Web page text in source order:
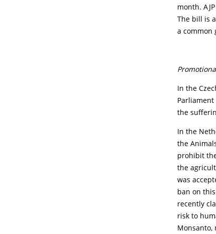
month.
The bill is
a common
In the
the
In the
the
prohibit
the
was
ban on
recently
risk to